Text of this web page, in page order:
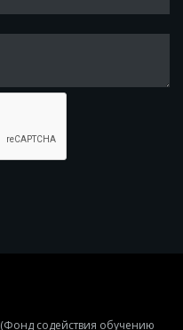
(Фонд содействия обучению